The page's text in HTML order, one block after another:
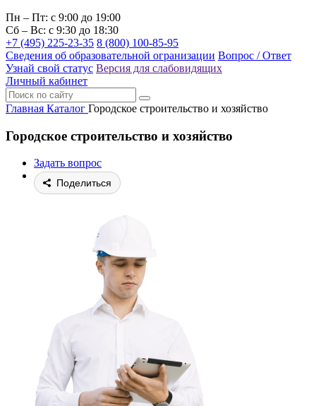
Пн – Пт: с 9:00 до 19:00
Сб – Вс: с 9:30 до 18:30
+7 (495) 225-23-35 8 (800) 100-85-95
Сведения об образовательной огранизации Вопрос / Ответ
Узнай свой статус Версия для слабовидящих
Личный кабинет
Главная Каталог Городское строительство и хозяйство
Городское строительство и хозяйство
Задать вопрос
Поделиться